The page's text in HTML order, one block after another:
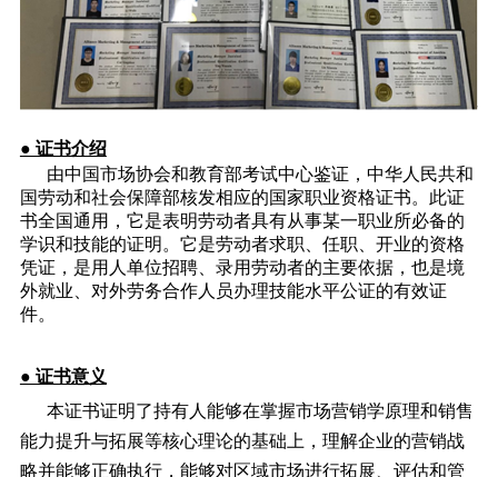
● 证书介绍
由中国市场协会和教育部考试中心鉴证，中华人民共和
国劳动和社会保障部核发相应的国家职业资格证书。此证
书全国通用，它是表明劳动者具有从事某一职业所必备的
学识和技能的证明。它是劳动者求职、任职、开业的资格
凭证，是用人单位招聘、录用劳动者的主要依据，也是境
外就业、对外劳务合作人员办理技能水平公证的有效证
件。
● 证书意义
本证书证明了持有人能够在掌握市场营销学原理和销售
能力提升与拓展等核心理论的基础上，理解企业的营销战
略并能够正确执行，能够对区域市场进行拓展、评估和管